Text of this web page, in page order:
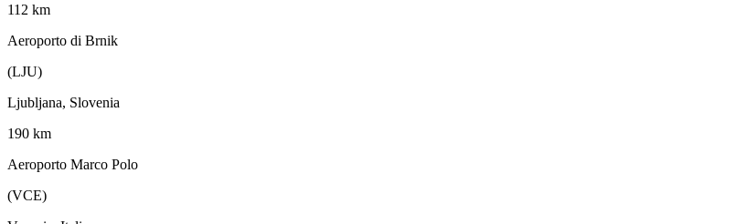
112 km
Aeroporto di Brnik
(LJU)
Ljubljana, Slovenia
190 km
Aeroporto Marco Polo
(VCE)